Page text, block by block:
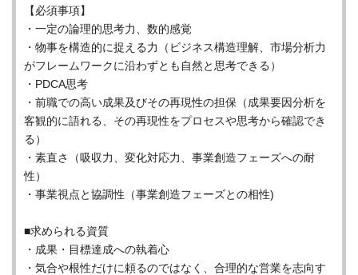
【必須事項】
・一定の論理的思考力、数的感覚
・物事を構造的に捉える力（ビジネス構造理解、市場分析力
がフレームワークに沿わずとも自然と思考できる）
・PDCA思考
・前職での高い成果及びその再現性の担保（成果要因分析を
客観的に語れる、その再現性をプロセスや思考から確認でき
る）
・素直さ（吸収力、変化対応力、事業創造フェーズへの耐
性）
・事業視点と協調性（事業創造フェーズとの相性)
■求められる資質
・成果・目標達成への執着心
・気合や根性だけに頼るのではなく、合理的な営業を志向す